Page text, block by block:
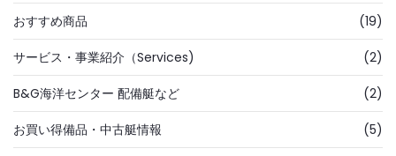
おすすめ商品 (19)
サービス・事業紹介（Services) (2)
B&G海洋センター 配備艇など (2)
お買い得備品・中古艇情報 (5)